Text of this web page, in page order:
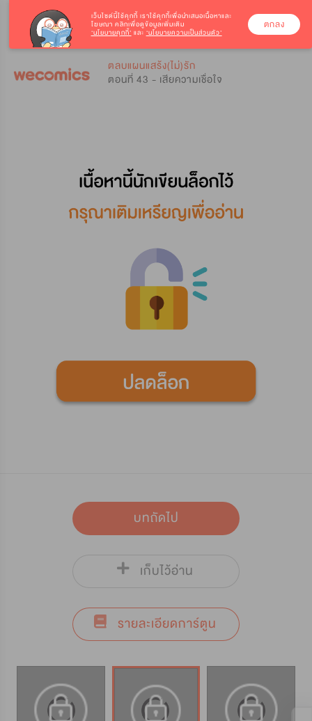
ตลบแผนแสร้ง(ไม่)รัก
ตอนที่ 43 - เสียความเชื่อใจ
บทถัดไป
เก็บไว้อ่าน
รายละเอียดการ์ตูน
เว็บไซต์นี้ใช้คุกกี้ เราใช้คุกกี้เพื่อนำเสนอเนื้อหาและ
โฆษณา คลิกเพื่อดูข้อมูลเพิ่มเติม
‘นโยบายคุกกี้’ และ ‘นโยบายความเป็นส่วนตัว’
ตกลง